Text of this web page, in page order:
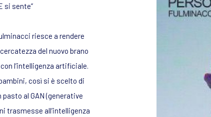
si sente”
riesce a rendere
del nuovo brano
l’intelligenza artificiale.
così si è scelto di
al GAN (generative
trasmesse all’intelligenza